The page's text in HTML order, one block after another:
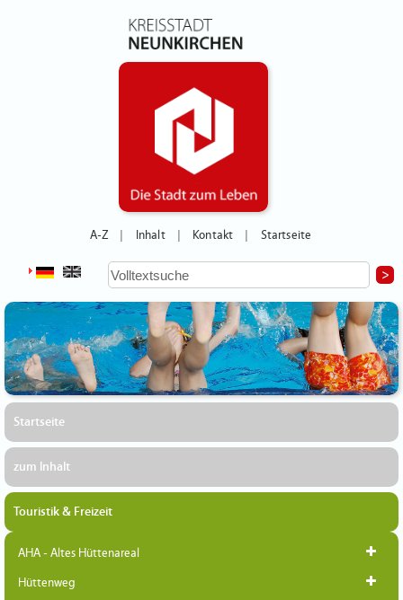
A-Z Inhalt Kontakt Startseite
Startseite
zum Inhalt
Touristik & Freizeit
AHA - Altes Hüttenareal
Hüttenweg